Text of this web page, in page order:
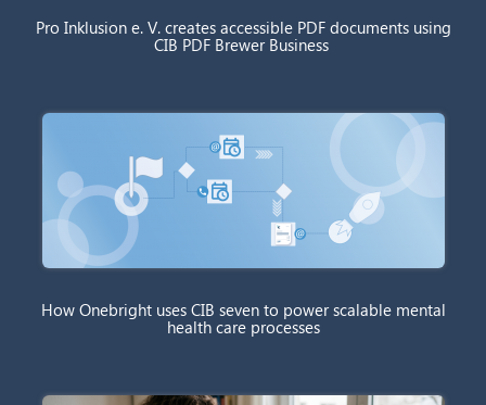
Pro Inklusion e. V. creates accessible PDF documents using
CIB PDF Brewer Business
How Onebright uses CIB seven to power scalable mental
health care processes